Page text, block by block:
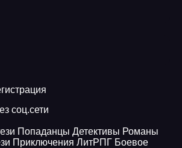
соц.сети
Попаданцы Детективы Романы
Приключения ЛитРПГ Боевое